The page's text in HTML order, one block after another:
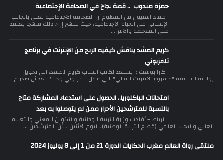
حمزة مندوب .. قصة نجاح في الصحافة الإجتماعية
عماد اشنيول من المعلوم أن الصحافة الاجتماعية تعنى بالجانب
الإنساني في الحياة الاجتماعية، حيث تنتهج إزاء ذلك منهجا يعتمد
على الملاحظة والاس...
كريم المشد يناقش كيفيه الربح من الإنترنت في برنامج
تلفزيوني
كازا بوست : يستعد لكاتب الشاب كريم المشد، الي تحويل
رواياته السابقة "مشروع الانترنت المالي"، الي عمل تلفزيوني وذلك بعد أن صدر م...
امتحانات الباكلوريا.. الحصول على استدعاء المشاركة متاح
بالنسبة للمترشحين الأحرار ممن لم يتوصلوا به بعد
الرباط – أفادت وزارة التربية الوطنية والتكوين المهني والتعليم
العالي والبحث العلمي (قطاع التربية الوطنية)، اليوم الاثنين ، بأن المترشحين ...
ملتقى رواة العالم مغرب الحكايات الدورة 21 من 1 إلى 8 يوليوز 2024